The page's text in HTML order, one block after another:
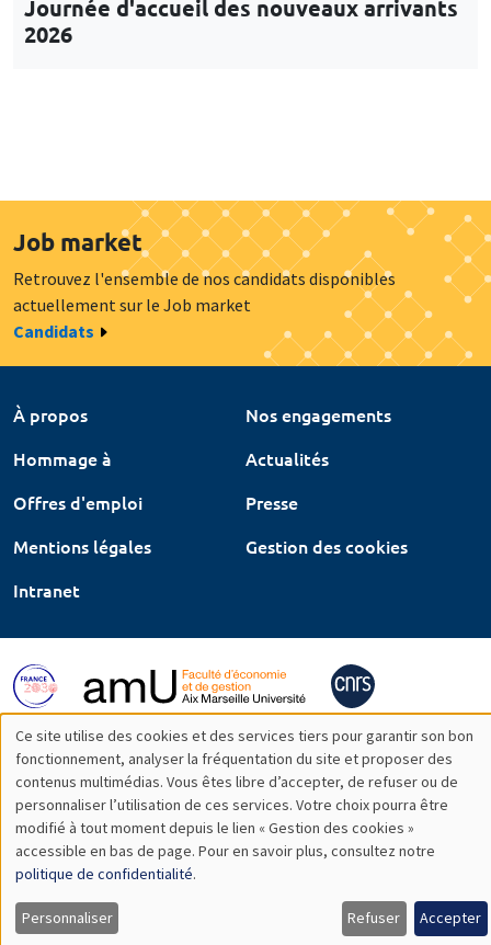
Journée d'accueil des nouveaux arrivants
2026
Job market
Retrouvez l'ensemble de nos candidats disponibles
actuellement sur le Job market
Candidats
À propos
Nos engagements
Hommage à
Actualités
Offres d'emploi
Presse
Mentions légales
Gestion des cookies
Intranet
Utilisation
des
données
personnelles
et
Ce site utilise des cookies et des services tiers pour garantir son bon
fonctionnement, analyser la fréquentation du site et proposer des
contenus multimédias. Vous êtes libre d’accepter, de refuser ou de
personnaliser l’utilisation de ces services. Votre choix pourra être
modifié à tout moment depuis le lien « Gestion des cookies »
accessible en bas de page. Pour en savoir plus, consultez notre
politique de confidentialité.
Personnaliser Refuser Accepter